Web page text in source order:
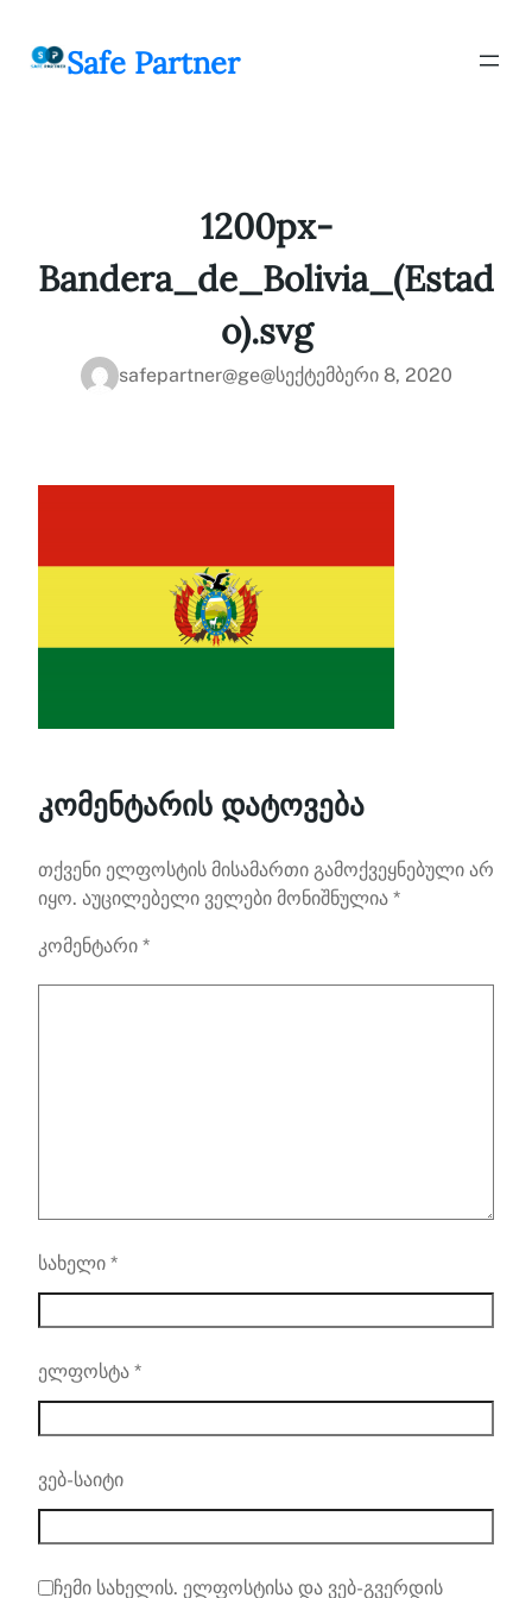
გადასვლაSafe Partner
1200px-
Bandera_de_Bolivia_(Estad
o).svg
safepartner@ge@სექტემბერი 8, 2020
კომენტარის დატოვება
თქვენი ელფოსტის მისამართი გამოქვეყნებული არ
იყო. აუცილებელი ველები მონიშნულია *
კომენტარი *
სახელი *
ელფოსტა *
ვებ-საიტი
ჩემი სახელის. ელფოსტისა და ვებ-გვერდის